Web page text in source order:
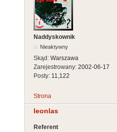
Naddyskownik
Nieaktywny
Skąd: Warszawa
Zarejestrowany: 2002-06-17
Posty: 11,122
Strona
leonlas
Referent